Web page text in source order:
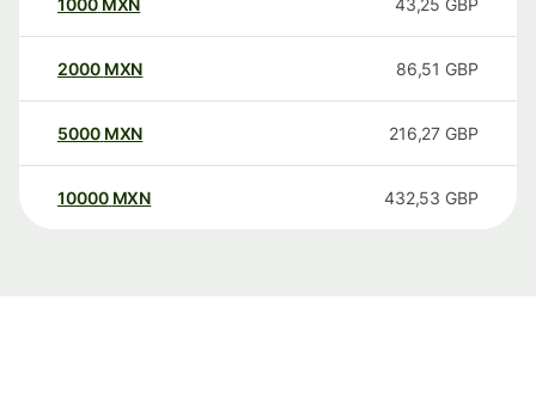
1000 MXN 43,25 GBP
2000 MXN 86,51 GBP
5000 MXN 216,27 GBP
10000 MXN 432,53 GBP